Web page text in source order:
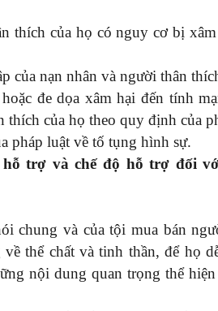
thích của họ có nguy cơ bị
của nạn nhân và người thân
đe dọa xâm hại đến tính
thích của họ theo quy định của
pháp luật về tố tụng hình sự.
trợ và chế độ hỗ trợ đối
chung và của tội mua bán
thể chất và tinh thần, để họ
nội dung quan trọng thể